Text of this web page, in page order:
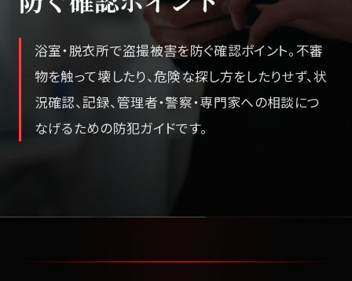
浴室・脱衣所で盗撮被害を防ぐ確認ポイント。不審
物を触って壊したり、危険な探し方をしたりせず、状
況確認、記録、管理者・警察・専門家への相談につ
なげるための防犯ガイドです。